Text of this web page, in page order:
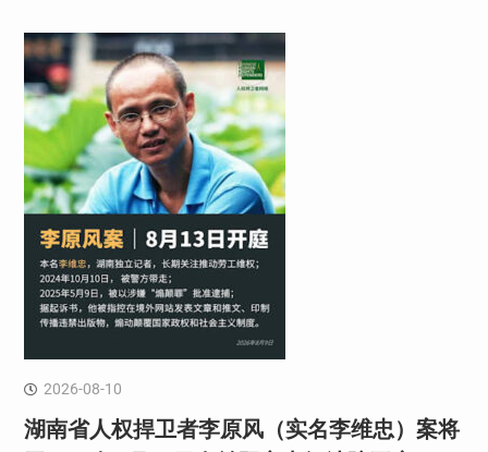
2026-08-10
湖南省人权捍卫者李原风（实名李维忠）案将